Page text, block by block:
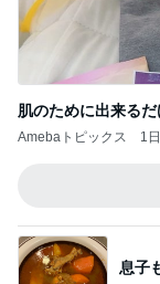
肌のために出来る
Amebaトピックス 1
息子